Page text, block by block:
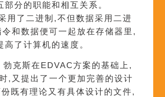
分的职能和相互关系。
用了二进制,不但数据采用二进
和数据便可一起放在存储器里,
了计算机的速度。
克斯在EDVAC方案的基础上,
,又提出了一个更加完善的设计
既有理论又有具体设计的文件,